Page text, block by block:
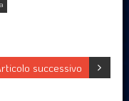
successivo